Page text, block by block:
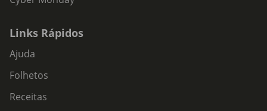
Links Rápidos
Ajuda
Folhetos
Receitas